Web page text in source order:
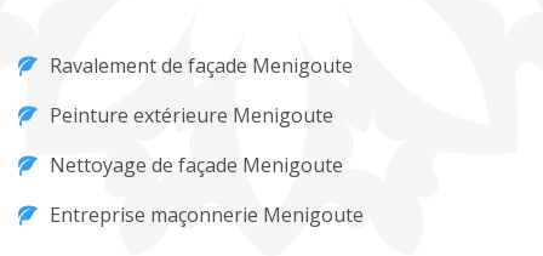
Ravalement de façade Menigoute
Peinture extérieure Menigoute
Nettoyage de façade Menigoute
Entreprise maçonnerie Menigoute